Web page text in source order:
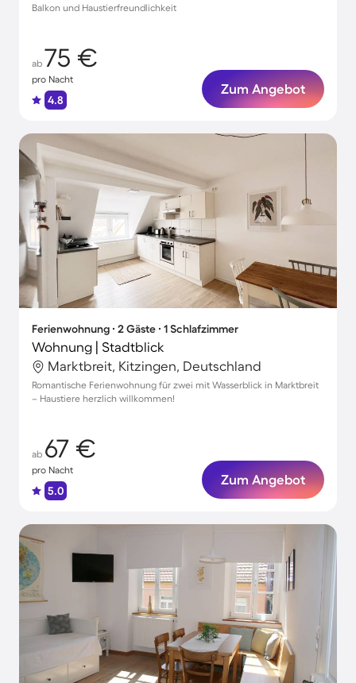
Balkon und Haustierfreundlichkeit
ab 75 €
pro Nacht
4.8
Zum Angebot
Ferienwohnung ∙ 2 Gäste ∙ 1 Schlafzimmer
Wohnung | Stadtblick
Marktbreit, Kitzingen, Deutschland
Romantische Ferienwohnung für zwei mit Wasserblick in Marktbreit
– Haustiere herzlich willkommen!
ab 67 €
pro Nacht
5.0
Zum Angebot